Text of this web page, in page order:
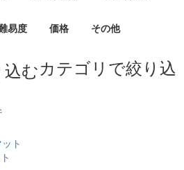
易度 価格 その他
カテゴリで絞り込